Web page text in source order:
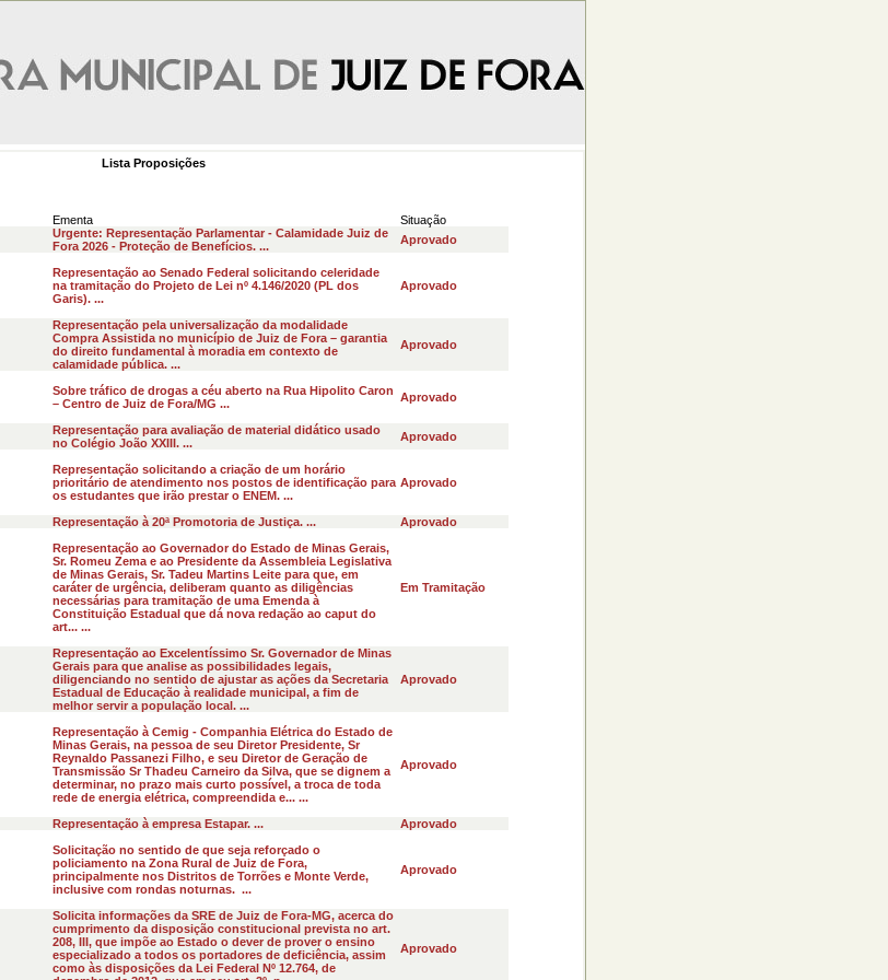
Lista Proposições
Ementa
Situação
Urgente: Representação Parlamentar - Calamidade Juiz de
Fora 2026 - Proteção de Benefícios. ...
Aprovado
Representação ao Senado Federal solicitando celeridade
na tramitação do Projeto de Lei nº 4.146/2020 (PL dos
Garis). ...
Aprovado
Representação pela universalização da modalidade
Compra Assistida no município de Juiz de Fora – garantia
do direito fundamental à moradia em contexto de
calamidade pública. ...
Aprovado
Sobre tráfico de drogas a céu aberto na Rua Hipolito Caron
– Centro de Juiz de Fora/MG ...
Aprovado
Representação para avaliação de material didático usado
no Colégio João XXIII. ...
Aprovado
Representação solicitando a criação de um horário
prioritário de atendimento nos postos de identificação para
os estudantes que irão prestar o ENEM. ...
Aprovado
Representação à 20ª Promotoria de Justiça. ... Aprovado
Representação ao Governador do Estado de Minas Gerais,
Sr. Romeu Zema e ao Presidente da Assembleia Legislativa
de Minas Gerais, Sr. Tadeu Martins Leite para que, em
caráter de urgência, deliberam quanto as diligências
necessárias para tramitação de uma Emenda à
Constituição Estadual que dá nova redação ao caput do
art... ...
Em Tramitação
Representação ao Excelentíssimo Sr. Governador de Minas
Gerais para que analise as possibilidades legais,
diligenciando no sentido de ajustar as ações da Secretaria
Estadual de Educação à realidade municipal, a fim de
melhor servir a população local. ...
Aprovado
Representação à Cemig - Companhia Elétrica do Estado de
Minas Gerais, na pessoa de seu Diretor Presidente, Sr
Reynaldo Passanezi Filho, e seu Diretor de Geração de
Transmissão Sr Thadeu Carneiro da Silva, que se dignem a
determinar, no prazo mais curto possível, a troca de toda
rede de energia elétrica, compreendida e... ...
Aprovado
Representação à empresa Estapar. ... Aprovado
Solicitação no sentido de que seja reforçado o
policiamento na Zona Rural de Juiz de Fora,
principalmente nos Distritos de Torrões e Monte Verde,
inclusive com rondas noturnas. ...
Aprovado
Solicita informações da SRE de Juiz de Fora-MG, acerca do
cumprimento da disposição constitucional prevista no art.
208, III, que impõe ao Estado o dever de prover o ensino
especializado a todos os portadores de deficiência, assim
como às disposições da Lei Federal Nº 12.764, de
Aprovado